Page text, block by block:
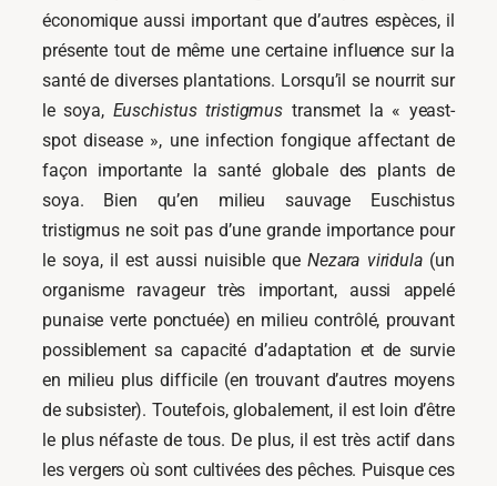
économique aussi important que d’autres espèces, il
présente tout de même une certaine influence sur la
santé de diverses plantations. Lorsqu’il se nourrit sur
le soya, Euschistus tristigmus transmet la « yeast-
spot disease », une infection fongique affectant de
façon importante la santé globale des plants de
soya. Bien qu’en milieu sauvage Euschistus
tristigmus ne soit pas d’une grande importance pour
le soya, il est aussi nuisible que Nezara viridula(un
organisme ravageur très important, aussi appelé
punaise verte ponctuée) en milieu contrôlé, prouvant
possiblement sa capacité d’adaptation et de survie
en milieu plus difficile (en trouvant d’autres moyens
de subsister). Toutefois, globalement, il est loin d’être
le plus néfaste de tous. De plus, il est très actif dans
les vergers où sont cultivées des pêches. Puisque ces